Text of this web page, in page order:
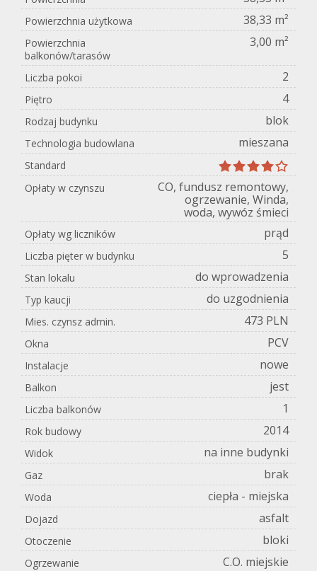
Powierzchnia użytkowa 38,33 m²
Powierzchnia
balkonów/tarasów
3,00 m²
Liczba pokoi 2
Piętro 4
Rodzaj budynku blok
Technologia budowlana mieszana
Standard
Opłaty w czynszu
CO, fundusz remontowy,
ogrzewanie, Winda,
woda, wywóz śmieci
Opłaty wg liczników prąd
Liczba pięter w budynku 5
Stan lokalu do wprowadzenia
Typ kaucji do uzgodnienia
Mies. czynsz admin. 473 PLN
Okna PCV
Instalacje nowe
Balkon jest
Liczba balkonów 1
Rok budowy 2014
Widok na inne budynki
Gaz brak
Woda ciepła - miejska
Dojazd asfalt
Otoczenie bloki
Ogrzewanie C.O. miejskie